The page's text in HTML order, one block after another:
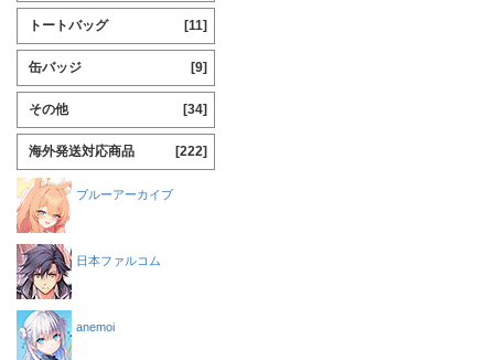
トートバッグ [11]
缶バッジ [9]
その他 [34]
海外発送対応商品 [222]
ブルーアーカイブ
日本ファルコム
anemoi